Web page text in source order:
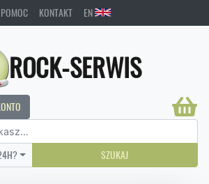
POMOC KONTAKT EN
ROCK-SERWIS
SZUKAJ